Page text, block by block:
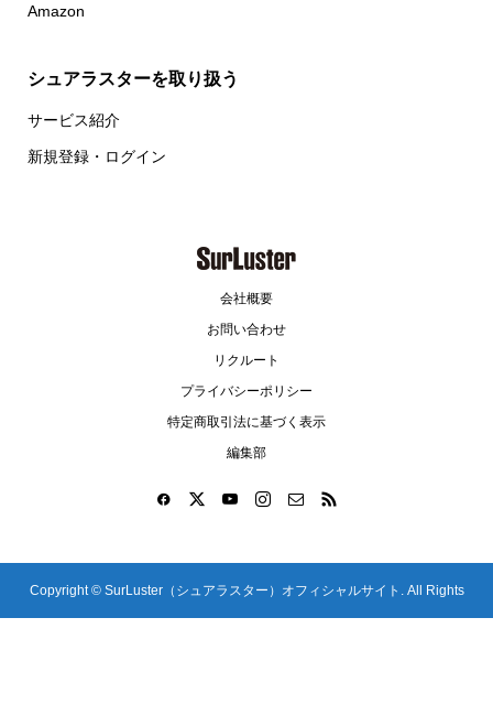
Amazon
シュアラスターを取り扱う
サービス紹介
新規登録・ログイン
会社概要
お問い合わせ
リクルート
プライバシーポリシー
特定商取引法に基づく表示
編集部
Copyright ©SurLuster（シュアラスター）オフィシャルサイト. All Rights